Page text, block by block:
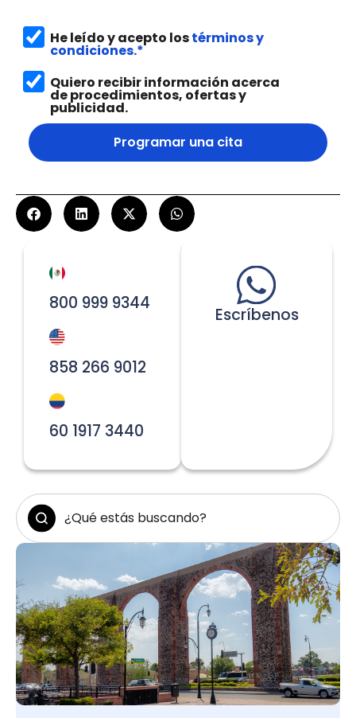
He leído y acepto lostérminos y
condiciones.*
Quiero recibir información acerca
de procedimientos, ofertas y
publicidad.
Programar una cita
800 999 9344
858 266 9012
60 1917 3440
Escríbenos